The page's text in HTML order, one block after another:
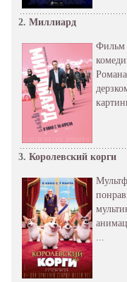
2. Миллиард
3. Королевский корги
...